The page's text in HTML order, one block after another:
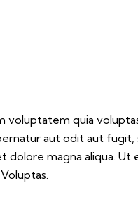
voluptatem quia
aut odit aut fugit,
magna aliqua. Ut